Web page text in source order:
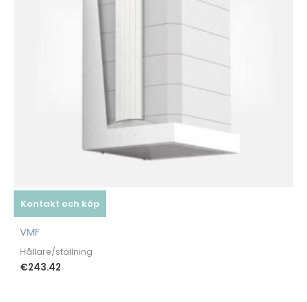
Kontakt och köp
VMF
Hållare/ställning
€243.42